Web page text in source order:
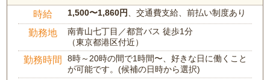
時給 1,500〜1,860円 、交通費支給、前払い制度あり
勤務地
南青山七丁目／都営バス 徒歩1分
（東京都港区付近）
勤務時間
8時～20時の間で1時間〜、好きな日に働くこと
が可能です。(候補の日時から選択)